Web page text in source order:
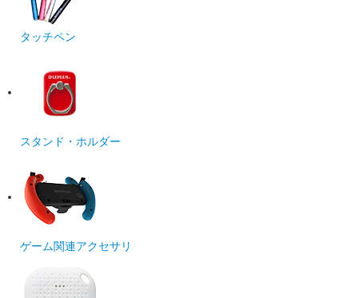
タッチペン
スタンド・ホルダー
ゲーム関連アクセサリ